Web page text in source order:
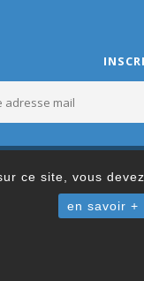
ce site, vous
en savoir +